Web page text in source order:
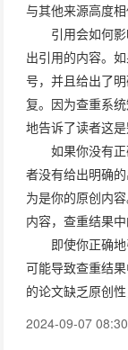
与其他来源高度
引用会如何
出引用的内容。
号，并且给出了
复。因为查重系
地告诉了读者这
如果你没有
者没有给出明确
为是你的原创内
内容，查重结果中
即使你正确
可能导致查重结
的论文缺乏原创
2024-09-07